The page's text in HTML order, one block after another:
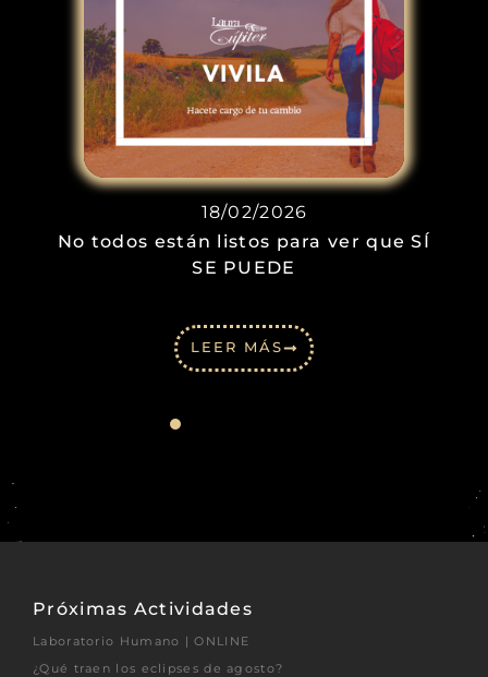
18/02/2026
No todos están listos para ver que SÍ
SE PUEDE
LEER MÁS
Próximas Actividades
Laboratorio Humano | ONLINE
¿Qué traen los eclipses de agosto?